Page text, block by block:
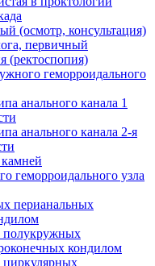
(осмотр, консультация)
первичный
(ректоспопия)
геморроидального
анального канала 1
анального канала 2-я
геморроидального узла
перианальных
полукружных
кондилом
циркулярных